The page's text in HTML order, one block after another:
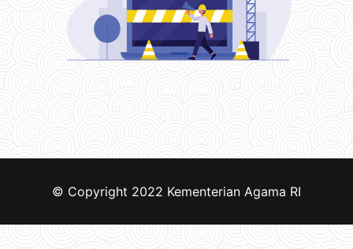
© Copyright 2022 Kementerian Agama RI